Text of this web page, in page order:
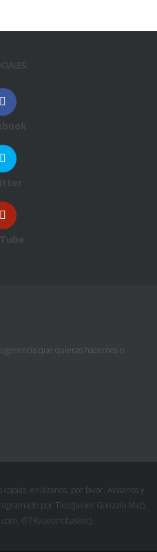
que quieras hacernos o
enlázanos, por favor. Avísanos y
por Tico (Javier Gonzalo Micó,
@TKvuestrobasket).